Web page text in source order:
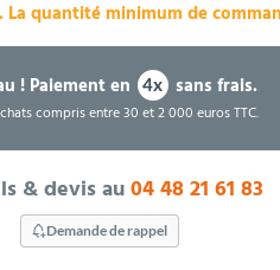
La quantité minimum de
!Paiement en 4x sans frais.
compris entre 30 et 2 000 euros TTC.
& devis au04 48 21 61 83
Demande de rappel